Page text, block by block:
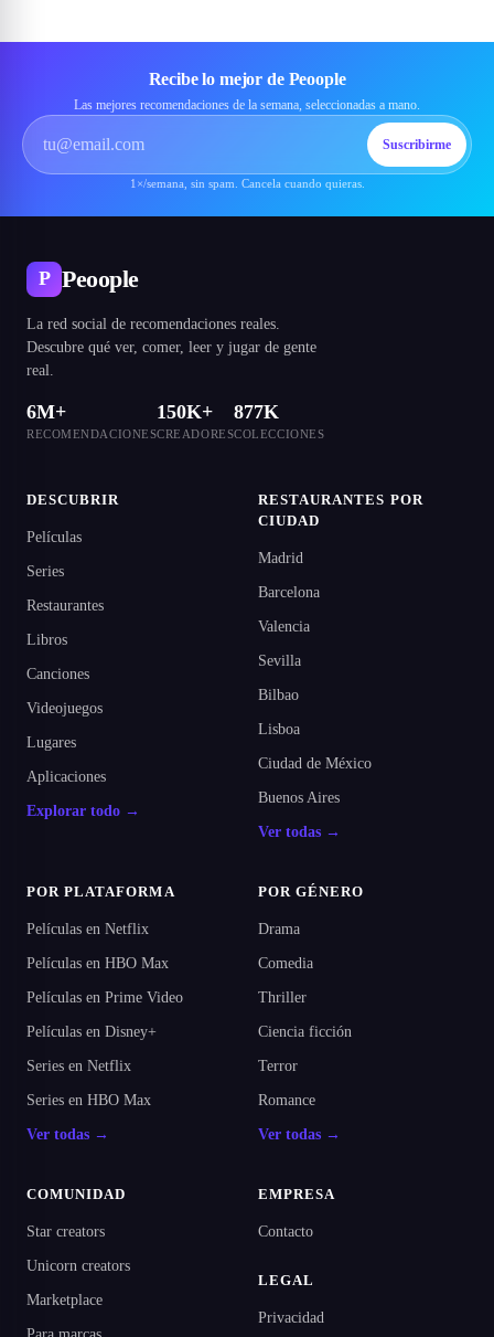
Recibe lo mejor de Peoople
Las mejores recomendaciones de la semana, seleccionadas a mano.
Suscribirme
1×/semana, sin spam. Cancela cuando quieras.
P Peoople
La red social de recomendaciones reales.
Descubre qué ver, comer, leer y jugar de gente
real.
6M+
RECOMENDACIONES
150K+
CREADORES
877K
COLECCIONES
DESCUBRIR
Películas
Series
Restaurantes
Libros
Canciones
Videojuegos
Lugares
Aplicaciones
Explorar todo →
RESTAURANTES POR
CIUDAD
Madrid
Barcelona
Valencia
Sevilla
Bilbao
Lisboa
Ciudad de México
Buenos Aires
Ver todas →
POR PLATAFORMA
Películas en Netflix
Películas en HBO Max
Películas en Prime Video
Películas en Disney+
Series en Netflix
Series en HBO Max
Ver todas →
POR GÉNERO
Drama
Comedia
Thriller
Ciencia ficción
Terror
Romance
Ver todas →
COMUNIDAD
Star creators
Unicorn creators
Marketplace
EMPRESA
Contacto
LEGAL
Privacidad